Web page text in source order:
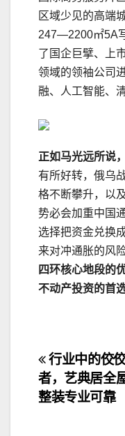
区域少见的高端
247—2200㎡5A
了国企巨擘、上
领域的领袖公司
融、人工智能、
正如马光远所说，
有所好转，俄乌
格不断攀升，以
势必会加重中国
选择把资金兑换
来对冲通胀的风险
四环核心地段的
不动产投资的首选
文
章
行业中的佼
者，艺典居全
整装专业可靠